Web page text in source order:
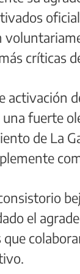
críticas
activación
fuerte
de La
el
que